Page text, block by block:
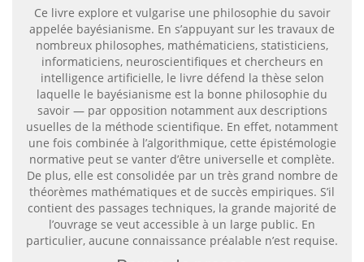
Ce livre explore et vulgarise une philosophie du savoir
appelée bayésianisme. En s’appuyant sur les travaux de
nombreux philosophes, mathématiciens, statisticiens,
informaticiens, neuroscientifiques et chercheurs en
intelligence artificielle, le livre défend la thèse selon
laquelle le bayésianisme est la bonne philosophie du
savoir — par opposition notamment aux descriptions
usuelles de la méthode scientifique. En effet, notamment
une fois combinée à l’algorithmique, cette épistémologie
normative peut se vanter d’être universelle et complète.
De plus, elle est consolidée par un très grand nombre de
théorèmes mathématiques et de succès empiriques. S’il
contient des passages techniques, la grande majorité de
l’ouvrage se veut accessible à un large public. En
particulier, aucune connaissance préalable n’est requise.